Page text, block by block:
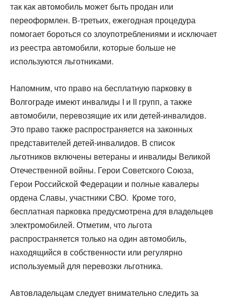
так как автомобиль может быть продан или
переоформлен. В-третьих, ежегодная процедура
помогает бороться со злоупотреблениями и исключает
из реестра автомобили, которые больше не
используются льготниками.
Напомним, что право на бесплатную парковку в
Волгограде имеют инвалиды I и II групп, а также
автомобили, перевозящие их или детей-инвалидов.
Это право также распространяется на законных
представителей детей-инвалидов. В список
льготников включены ветераны и инвалиды Великой
Отечественной войны. Герои Советского Союза,
Герои Российской Федерации и полные кавалеры
ордена Славы, участники СВО. Кроме того,
бесплатная парковка предусмотрена для владельцев
электромобилей. Отметим, что льгота
распространяется только на один автомобиль,
находящийся в собственности или регулярно
используемый для перевозки льготника.
Автовладельцам следует внимательно следить за